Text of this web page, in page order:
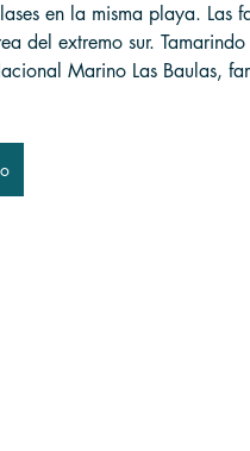
en la misma playa. Las
del extremo sur. Tamarindo
Marino Las Baulas,